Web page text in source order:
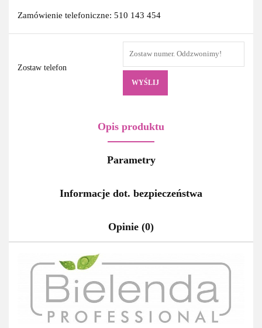
Zamówienie telefoniczne: 510 143 454
Zostaw telefon
WYŚLIJ
Opis produktu
Parametry
Informacje dot. bezpieczeństwa
Opinie (0)